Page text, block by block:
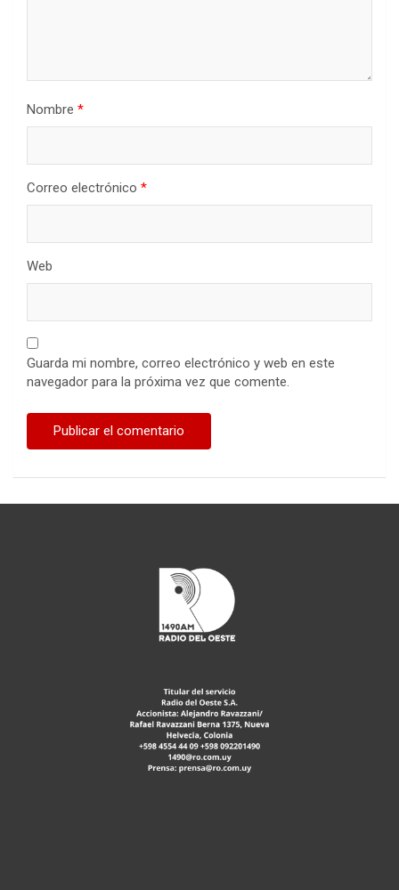
Nombre *
Correo electrónico *
Web
Guarda mi nombre, correo electrónico y web en este
navegador para la próxima vez que comente.